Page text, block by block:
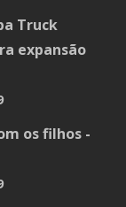
Truck
expansão
os filhos -